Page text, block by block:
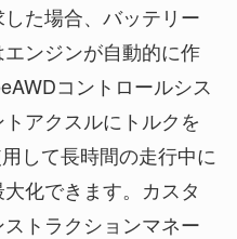
た場合、バッテリー
ンジンが自動的に作
コントロールシス
アクスルにトルクを
して長時間の走行中に
化できます。カスタ
トラクションマネー